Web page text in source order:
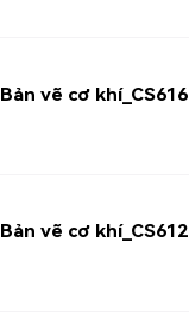
Bản vẽ cơ khí_CS616
Bản vẽ cơ khí_CS612